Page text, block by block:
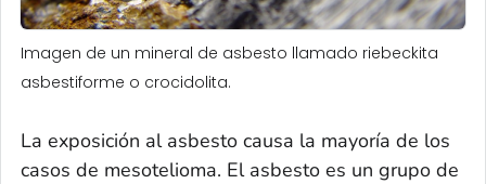
Imagen de un mineral de asbesto llamado riebeckita
asbestiforme o crocidolita.
La exposición al asbesto causa la mayoría de los
casos de mesotelioma. El asbesto es un grupo de